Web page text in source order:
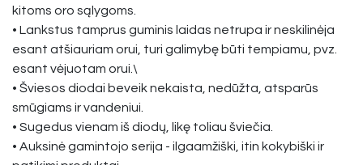
kitoms oro sąlygoms.
• Lankstus tamprus guminis laidas netrupa ir neskilinėja
esant atšiauriam orui, turi galimybę būti tempiamu, pvz.
esant vėjuotam orui.\
• Šviesos diodai beveik nekaista, nedūžta, atsparūs
smūgiams ir vandeniui.
• Sugedus vienam iš diodų, likę toliau šviečia.
• Auksinė gamintojo serija - ilgaamžiški, itin kokybiški ir